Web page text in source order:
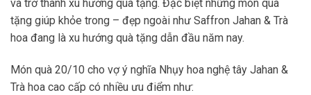
và trở thành xu hướng quà tặng. Đặc biệt những món quà
tặng giúp khỏe trong – đẹp ngoài như Saffron Jahan & Trà
hoa đang là xu hướng quà tặng dẫn đầu năm nay.
Món quà 20/10 cho vợ ý nghĩa Nhụy hoa nghệ tây Jahan &
Trà hoa cao cấp có nhiều ưu điểm như: